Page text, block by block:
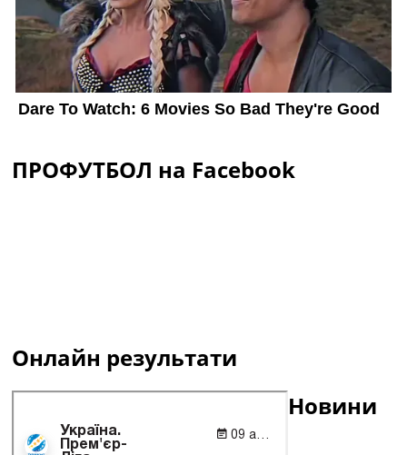
ПРОФУТБОЛ на Facebook
Онлайн результати
Новини